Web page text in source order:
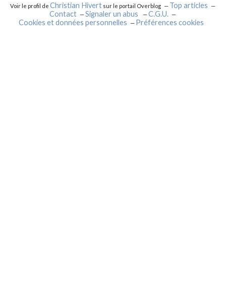
Voir le profil deChristian Hivert sur le portail Overblog
Top articles
Contact
Signaler un abus
C.G.U.
Cookies et données personnelles
Préférences cookies